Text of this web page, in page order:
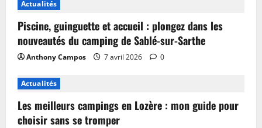
Actualités
Piscine, guinguette et accueil : plongez dans les
nouveautés du camping de Sablé-sur-Sarthe
Anthony Campos 7 avril 2026 0
Actualités
Les meilleurs campings en Lozère : mon guide pour
choisir sans se tromper